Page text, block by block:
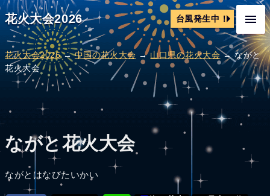
花火大会2026 台風発生中！
花火大会2026→中国の花火大会 →山口県の花火大会→ ながと
花火大会
ながと花火大会
ながとはなびたいかい